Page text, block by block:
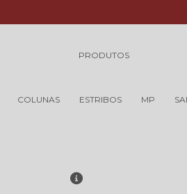
PRODUTOS
COLUNAS ESTRIBOS MP